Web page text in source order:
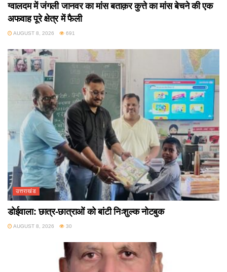
ग्वालदम में जंगली जानवर का मांस बताक़र कुत्ते का मांस बेचने की एक
अफवाह पूरे क्षेत्र में फैली
AUGUST 8, 2026 691
उत्तराखंड
डोईवाला: छात्र-छात्राओं को बांटी निःशुल्क नोटबुक
AUGUST 8, 2026 30